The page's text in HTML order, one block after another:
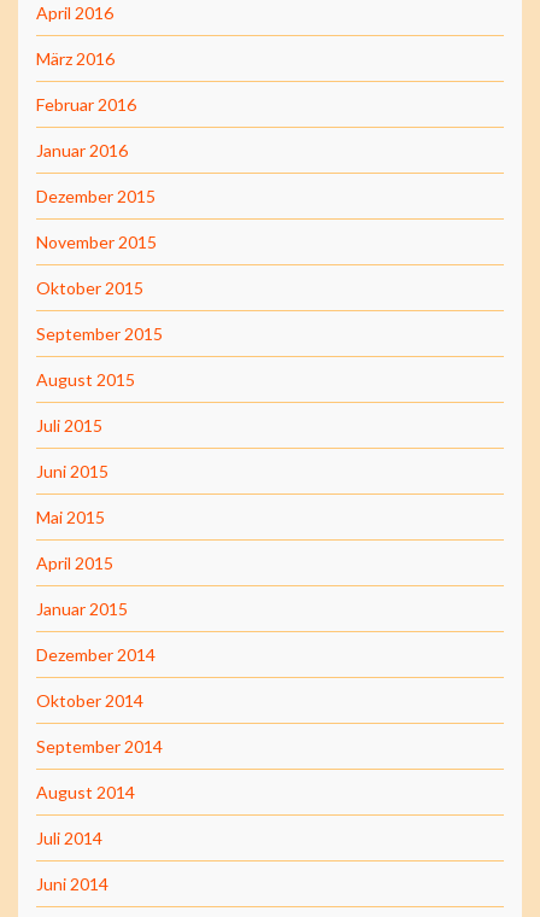
April 2016
März 2016
Februar 2016
Januar 2016
Dezember 2015
November 2015
Oktober 2015
September 2015
August 2015
Juli 2015
Juni 2015
Mai 2015
April 2015
Januar 2015
Dezember 2014
Oktober 2014
September 2014
August 2014
Juli 2014
Juni 2014